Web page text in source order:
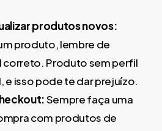
produtos novos:
produto, lembre de
correto. Produto sem perfil
e isso pode te dar prejuízo.
Sempre faça uma
com produtos de